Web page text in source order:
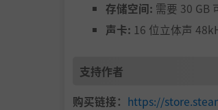
存储空间: 需要 30 GB
声卡: 16 位立体声
支持作者
购买链接： https://